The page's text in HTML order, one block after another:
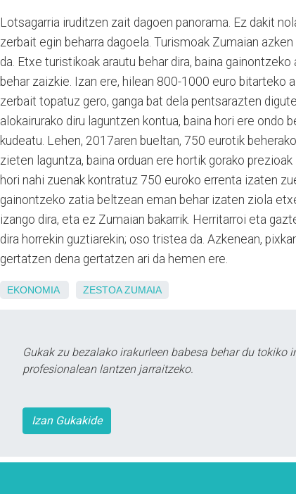
Lotsagarria iruditzen zait dagoen panorama. Ez dakit
zerbait egin beharra dagoela. Turismoak Zumaian
da. Etxe turistikoak arautu behar dira, baina
behar zaizkie. Izan ere, hilean 800-1000 euro bitarteko
zerbait topatuz gero, ganga bat dela pentsarazten
alokairurako diru laguntzen kontua, baina hori ere ondo
kudeatu. Lehen, 2017aren bueltan, 750 eurotik
zieten laguntza, baina orduan ere hortik gorako
hori nahi zuenak kontratuz 750 euroko errenta izaten
gainontzeko zatia beltzean eman behar izaten ziola
izango dira, eta ez Zumaian bakarrik. Herritarroi eta
dira horrekin guztiarekin; oso tristea da. Azkenean,
gertatzen dena gertatzen ari da hemen ere.
EKONOMIA ZESTOA ZUMAIA
Gukak zu bezalako irakurleen babesa behar du tokiko
profesionalean lantzen jarraitzeko.
Izan Gukakide